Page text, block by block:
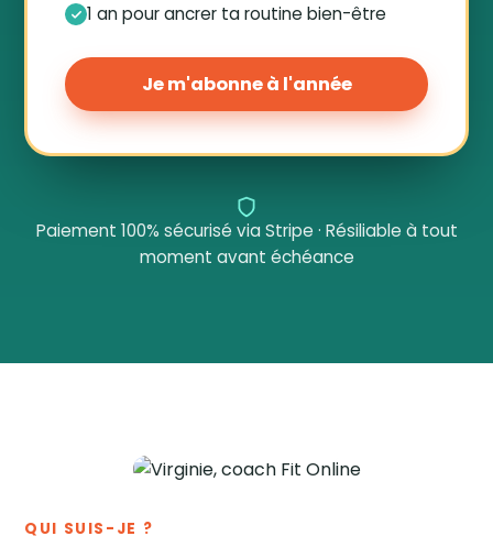
1 an pour ancrer ta routine bien-être
Je m'abonne à l'année
Paiement 100% sécurisé via Stripe · Résiliable à tout
moment avant échéance
QUI SUIS-JE ?